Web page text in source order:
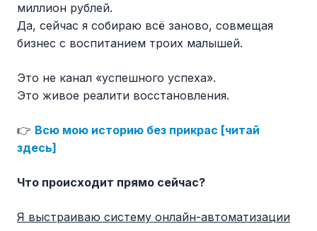
миллион рублей.
Да, сейчас я собираю всё заново, совмещая
бизнес с воспитанием троих малышей.
Это не канал «успешного успеха».
Это живое реалити восстановления.
👉 Всю мою историю без прикрас [читай
здесь]
Что происходит прямо сейчас?
Я выстраиваю систему онлайн-автоматизации